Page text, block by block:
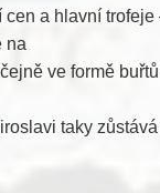
a hlavní trofeje
na
ve formě
taky